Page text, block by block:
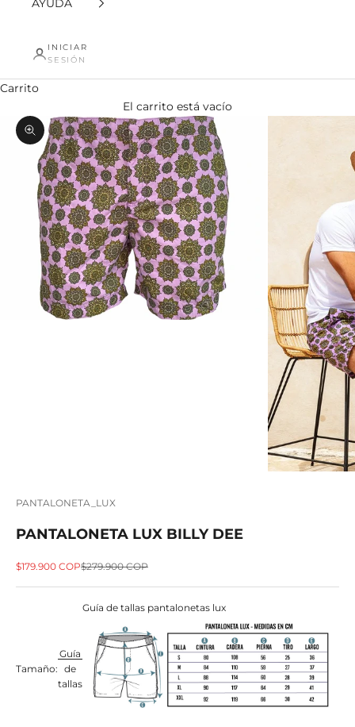
AYUDA
INICIAR
SESIÓN
Carrito
El carrito está vacío
Zoom
PANTALONETA_LUX
PANTALONETA LUX BILLY DEE
Precio de oferta
$179.900 COPPrecio normal
$279.900 COP
Tamaño:
Guía
de
tallas
Guía de tallas pantalonetas lux